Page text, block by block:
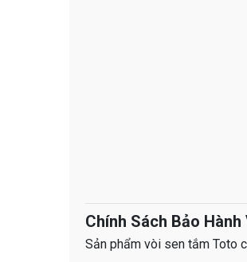
Chính Sách Bảo
Sản phẩm vòi sen tắm Toto